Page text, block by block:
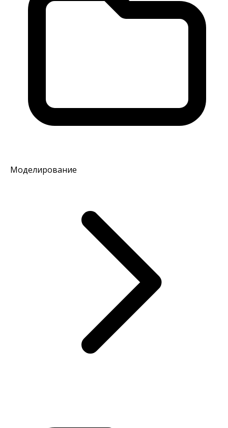
Моделирование